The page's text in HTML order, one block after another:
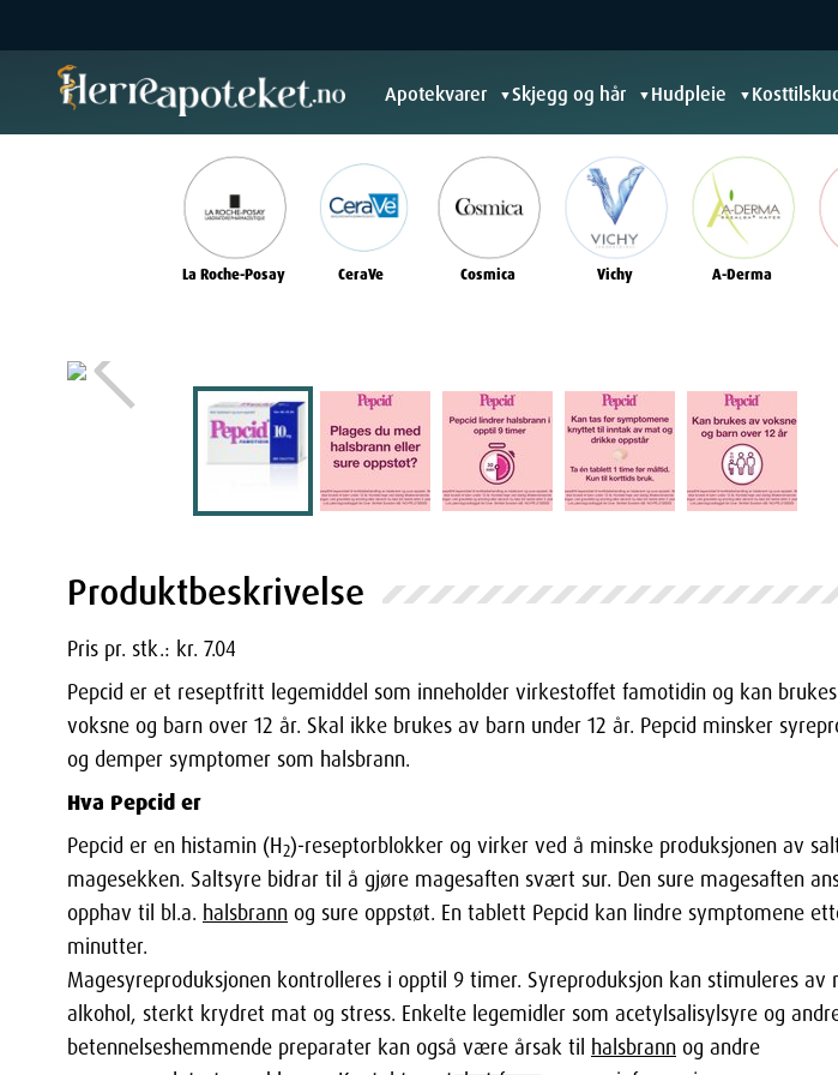
Apotekvarer ▼Skjegg og hår ▼ Hudpleie ▼
La Roche-Posay CeraVe Cosmica Vichy A-Derma
Produktbeskrivelse
Pris pr. stk.: kr. 7.04
Pepcid er et reseptfritt legemiddel som inneholder virkestoffet famotidin og kan
voksne og barn over 12 år. Skal ikke brukes av barn under 12 år. Pepcid minsker
og demper symptomer som halsbrann.
Hva Pepcid er
Pepcid er en histamin (H2)-reseptorblokker og virker ved å minske produksjonen av
magesekken. Saltsyre bidrar til å gjøre magesaften svært sur. Den sure magesaften
opphav til bl.a. halsbrann og sure oppstøt. En tablett Pepcid kan lindre symptomene
minutter.
Magesyreproduksjonen kontrolleres i opptil 9 timer. Syreproduksjon kan stimuleres av
alkohol, sterkt krydret mat og stress. Enkelte legemidler som acetylsalisylsyre og
betennelseshemmende preparater kan også være årsak til halsbrann og andre